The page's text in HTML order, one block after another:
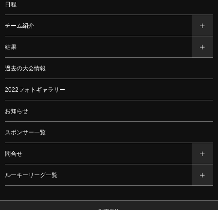
日程
チーム紹介
結果
過去の大会情報
2022フォトギャラリー
お知らせ
スポンサー一覧
問合せ
ルーキーリーグ一覧